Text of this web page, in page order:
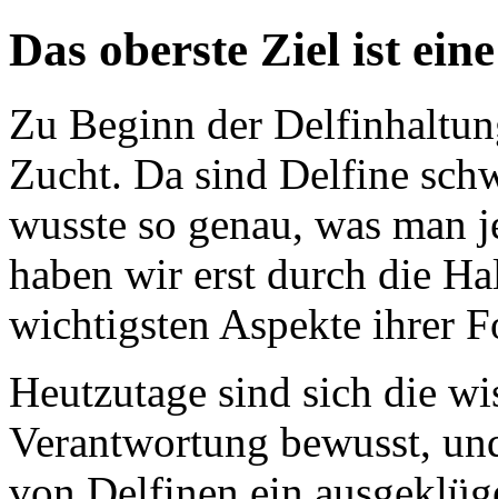
Das oberste Ziel ist
Zu Beginn der
Zucht. Da sind Delfine
wusste so genau, was
haben wir erst durch die
wichtigsten Aspekte ihrer
Heutzutage sind sich die
Verantwortung bewusst,